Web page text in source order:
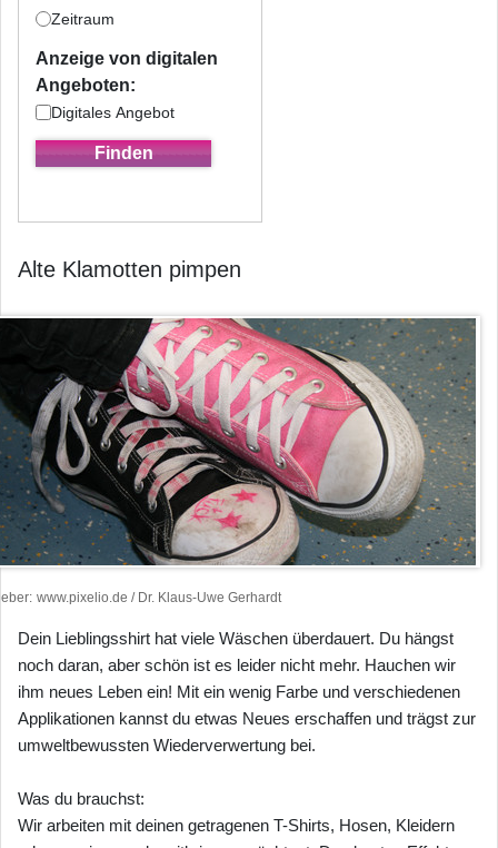
Zeitraum
Anzeige von digitalen
Angeboten:
Digitales Angebot
Alte Klamotten pimpen
www.pixelio.de / Dr. Klaus-Uwe Gerhardt
Dein Lieblingsshirt hat viele Wäschen überdauert. Du hängst
noch daran, aber schön ist es leider nicht mehr. Hauchen wir
ihm neues Leben ein! Mit ein wenig Farbe und verschiedenen
Applikationen kannst du etwas Neues erschaffen und trägst zur
umweltbewussten Wiederverwertung bei.
Was du brauchst:
Wir arbeiten mit deinen getragenen T-Shirts, Hosen, Kleidern